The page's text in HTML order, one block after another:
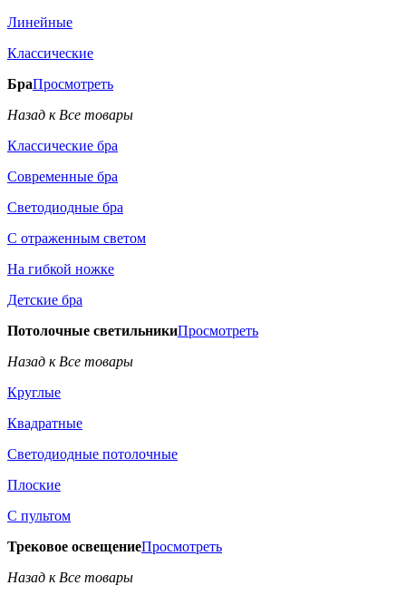
Линейные
Классические
БраПросмотреть
Назад к Все товары
Классические бра
Современные бра
Светодиодные бра
С отраженным светом
На гибкой ножке
Детские бра
Потолочные светильникиПросмотреть
Назад к Все товары
Круглые
Квадратные
Светодиодные потолочные
Плоские
С пультом
Трековое освещениеПросмотреть
Назад к Все товары